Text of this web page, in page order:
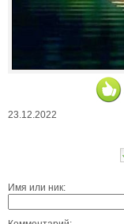
23.12.2022
Имя или ник: